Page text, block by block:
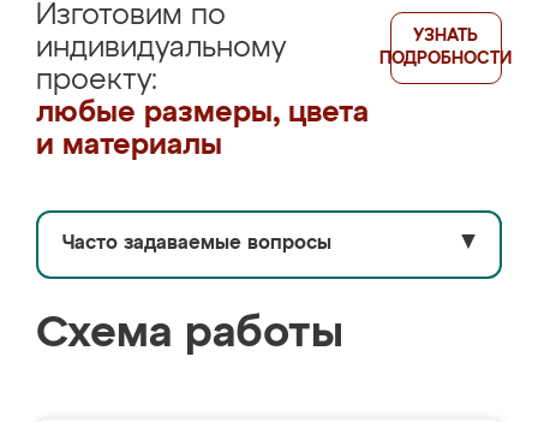
Изготовим по
индивидуальному
проекту:
любые размеры, цвета
и материалы
УЗНАТЬ
ПОДРОБНОСТИ
Часто задаваемые вопросы ▼
Схема работы